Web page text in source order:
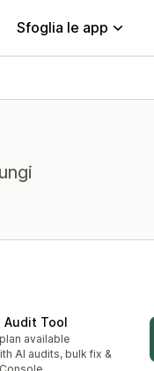
Sfoglia le app
Audit Tool
available
AI audits, bulk fix &